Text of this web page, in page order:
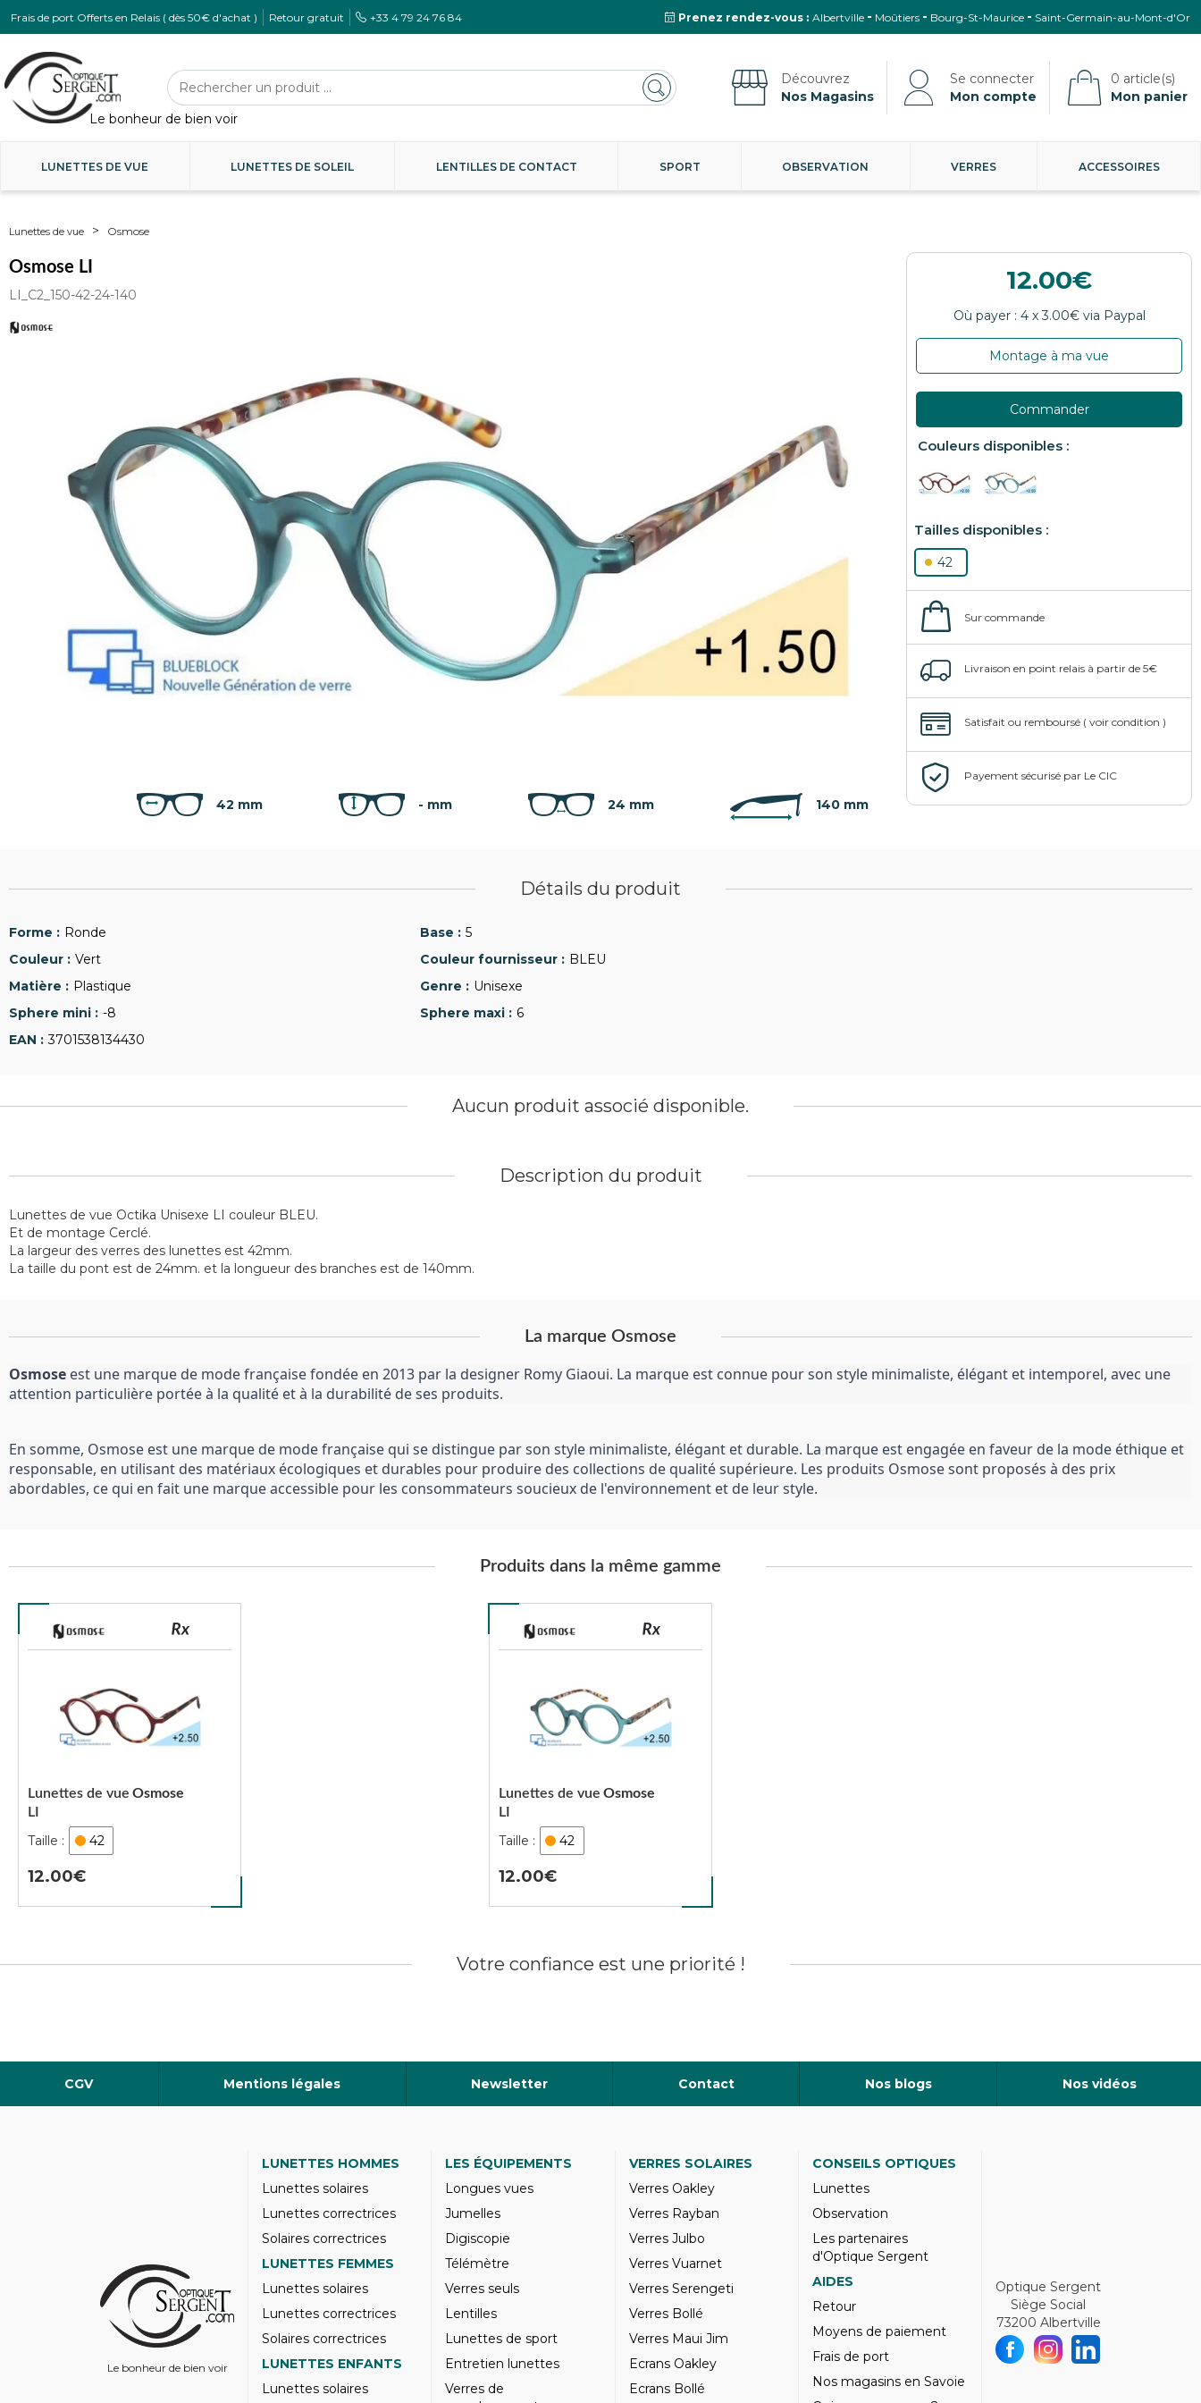
Frais de port Offerts en Relais ( dès 50€ d'achat ) Retour gratuit +33 4 79 24 76 84 Prenez rendez-vous : Albertville Moûtiers Bourg-St-Maurice Saint-Germain-au-Mont-d'Or
Nos Magasins Mon compte Mon panier
LUNETTES DE VUE LUNETTES DE SOLEIL LENTILLES DE CONTACT SPORT OBSERVATION VERRES ACCESSOIRES
Lunettes de vue Osmose
Osmose LI
LI_C2_150-42-24-140
42 mm - mm 24 mm 140 mm
12.00
Montage à ma vue
Commander
42
Détails du produit
Ronde
5
Vert
BLEU
Plastique
Unisexe
-8
6
3701538134430
Description du produit
Lunettes de vue Octika Unisexe LI couleur BLEU.
Et de montage Cerclé.
La largeur des verres des lunettes est 42mm.
La taille du pont est de 24mm. et la longueur des branches est de 140mm.
La marque Osmose
Osmose est une marque de mode française fondée en 2013 par la designer Romy Giaoui. La marque est connue pour son style minimaliste, élégant et intemporel, avec une
attention particulière portée à la qualité et à la durabilité de ses produits.
En somme, Osmose est une marque de mode française qui se distingue par son style minimaliste, élégant et durable. La marque est engagée en faveur de la mode éthique et
responsable, en utilisant des matériaux écologiques et durables pour produire des collections de qualité supérieure. Les produits Osmose sont proposés à des prix
abordables, ce qui en fait une marque accessible pour les consommateurs soucieux de l'environnement et de leur style.
Produits dans la même gamme
LI
Lunettes de vue Osmose
42
12.00
LI
Lunettes de vue Osmose
42
12.00
Aucun produit associé disponible.
Votre confiance est une priorité !
CGV Mentions légales Newsletter Contact Nos blogs Nos vidéos
Le bonheur de bien voir
LUNETTES HOMMES
Lunettes solaires
Lunettes correctrices
Solaires correctrices
LUNETTES FEMMES
Lunettes solaires
Lunettes correctrices
Solaires correctrices
LUNETTES ENFANTS
Lunettes solaires
LES ÉQUIPEMENTS
Longues vues
Jumelles
Digiscopie
Télémètre
Verres seuls
Lentilles
Lunettes de sport
Entretien lunettes
Verres de
VERRES SOLAIRES
Verres Oakley
Verres Rayban
Verres Julbo
Verres Vuarnet
Verres Serengeti
Verres Bollé
Verres Maui Jim
Ecrans Oakley
Ecrans Bollé
CONSEILS OPTIQUES
Lunettes
Observation
Les partenaires
d'Optique Sergent
AIDES
Retour
Moyens de paiement
Frais de port
Nos magasins en Savoie
Optique Sergent
Siège Social
73200 Albertville